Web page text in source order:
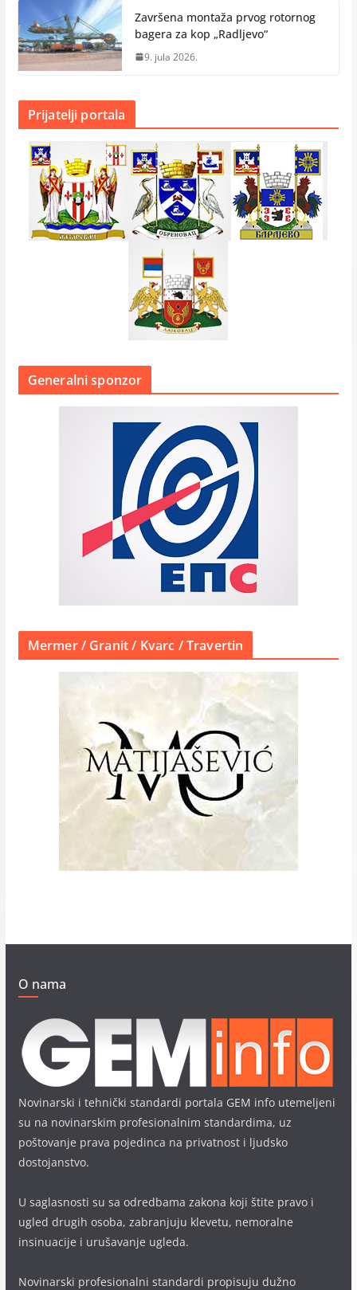
Završena montaža prvog rotornog
bagera za kop „Radlјevo“
9. jula 2026.
Prijatelji portala
Generalni sponzor
Mermer / Granit / Kvarc / Travertin
O nama
Novinarski i tehnički standardi portala GEM info utemeljeni
su na novinarskim profesionalnim standardima, uz
poštovanje prava pojedinca na privatnost i ljudsko
dostojanstvo.
U saglasnosti su sa odredbama zakona koji štite pravo i
ugled drugih osoba, zabranjuju klevetu, nemoralne
insinuacije i urušavanje ugleda.
Novinarski profesionalni standardi propisuju dužno